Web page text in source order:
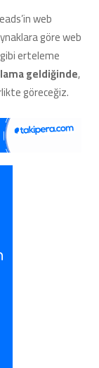
web
göre web
erteleme
geldiğinde,
göreceğiz.